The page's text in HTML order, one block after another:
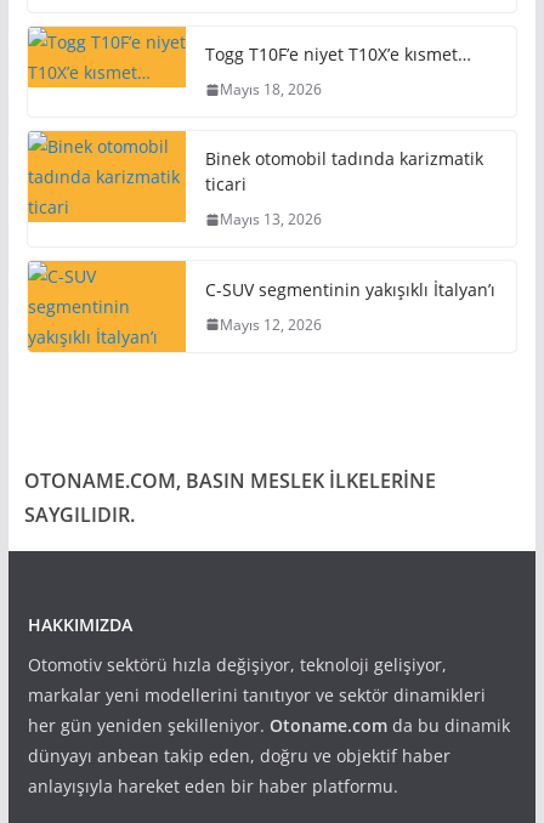
Togg T10F’e niyet T10X’e kısmet…
Mayıs 18, 2026
Binek otomobil tadında karizmatik
ticari
Mayıs 13, 2026
C-SUV segmentinin yakışıklı İtalyan’ı
Mayıs 12, 2026
OTONAME.COM, BASIN MESLEK İLKELERİNE
SAYGILIDIR.
HAKKIMIZDA
Otomotiv sektörü hızla değişiyor, teknoloji gelişiyor,
markalar yeni modellerini tanıtıyor ve sektör dinamikleri
her gün yeniden şekilleniyor. Otoname.comda bu dinamik
dünyayı anbean takip eden, doğru ve objektif haber
anlayışıyla hareket eden bir haber platformu.